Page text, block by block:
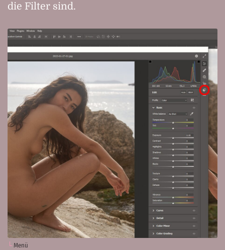
die Filter sind.
Menü